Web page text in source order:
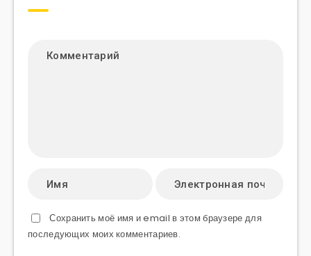
Сохранить моё имя и email в этом браузере для
последующих моих комментариев.